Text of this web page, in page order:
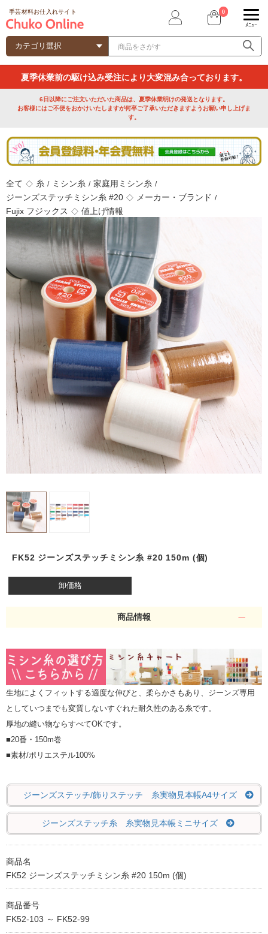
夏季休業前の駆け込み受注により大変混み合っております。
6日以降にご注文いただいた商品は、夏季休業明けの発送となります。
お客様にはご不便をおかけいたしますが何卒ご了承いただきますようお願い申し上げま
す。
全て ◇ 糸 / ミシン糸 / 家庭用ミシン糸 /
ジーンズステッチミシン糸 #20 ◇ メーカー・ブランド /
Fujix フジックス ◇ 値上げ情報
FK52 ジーンズステッチミシン糸 #20 150m (個)
卸価格
商品情報
生地によくフィットする適度な伸びと、柔らかさもあり、ジーンズ専用
としていつまでも変質しないすぐれた耐久性のある糸です。
厚地の縫い物ならすべてOKです。
■20番・150m巻
■素材/ポリエステル100%
ジーンズステッチ/飾りステッチ 糸実物見本帳A4サイズ
ジーンズステッチ糸 糸実物見本帳ミニサイズ
商品名
FK52 ジーンズステッチミシン糸 #20 150m (個)
商品番号
FK52-103 ～ FK52-99
手芸材料お仕入れサイト 0
ﾒﾆｭｰ